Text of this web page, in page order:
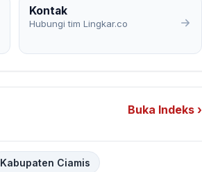
Kontak
Hubungi tim Lingkar.co
Buka Indeks ›
Kabupaten Ciamis